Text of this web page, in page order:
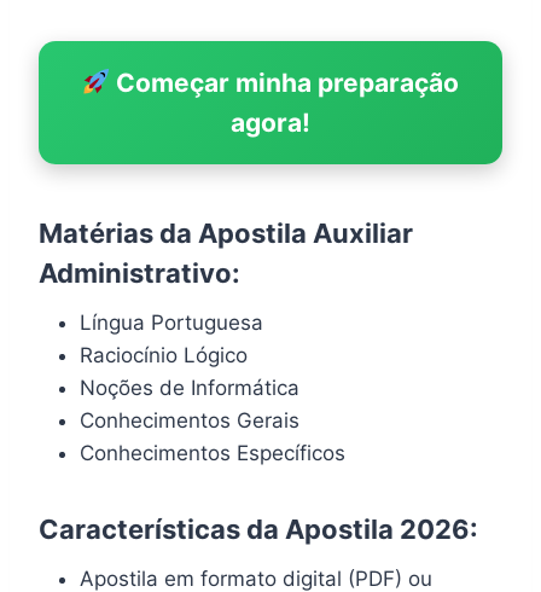
Começar minha preparação
agora!
Matérias da Apostila Auxiliar
Administrativo:
Língua Portuguesa
Raciocínio Lógico
Noções de Informática
Conhecimentos Gerais
Conhecimentos Específicos
Características da Apostila 2026:
Apostila em formato digital (PDF) ou